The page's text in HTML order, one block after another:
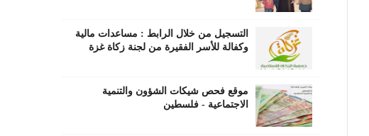
التسجيل من خلال الرابط : مساعدات مالية
وكفالة للأسر الفقيرة من لجنة زكاة غزة
موقع فحص شيكات الشؤون والتنمية
الاجتماعية - فلسطين